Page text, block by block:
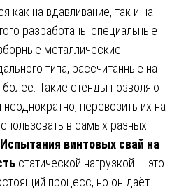
как на вдавливание, так и на
разработаны специальные
металлические
типа, рассчитанные на
Такие стенды позволяют
перевозить их на
в самых разных
Испытания винтовых свай на
статической нагрузкой — это
процесс, но он даёт